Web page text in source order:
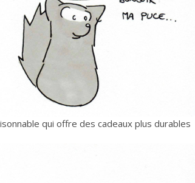
qui offre des cadeaux plus durables